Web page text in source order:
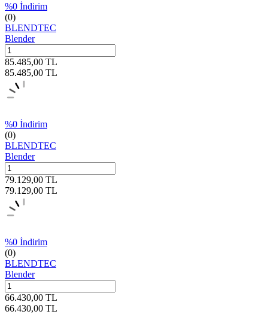
%0 İndirim
(0)
BLENDTEC
Blender
85.485,00 TL
85.485,00 TL
%0 İndirim
(0)
BLENDTEC
Blender
79.129,00 TL
79.129,00 TL
%0 İndirim
(0)
BLENDTEC
Blender
66.430,00 TL
66.430,00 TL